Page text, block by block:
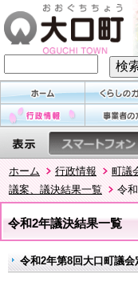
ホーム 行政情報
町議
議案、議決結果一覧
令
令和2年議決結果一覧
令和2年第8回大口町議会